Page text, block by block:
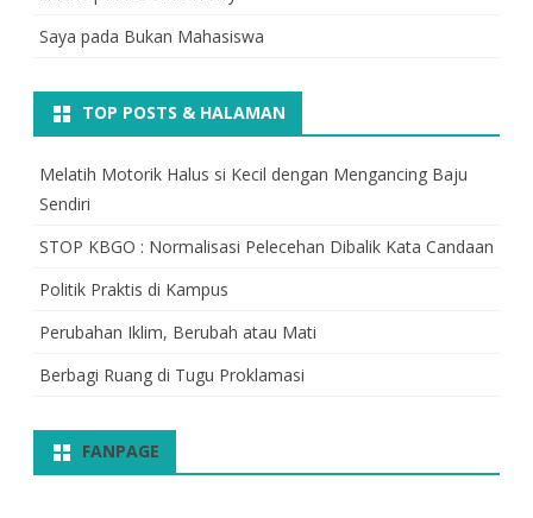
Saya pada Bukan Mahasiswa
TOP POSTS & HALAMAN
Melatih Motorik Halus si Kecil dengan Mengancing Baju
Sendiri
STOP KBGO : Normalisasi Pelecehan Dibalik Kata Candaan
Politik Praktis di Kampus
Perubahan Iklim, Berubah atau Mati
Berbagi Ruang di Tugu Proklamasi
FANPAGE